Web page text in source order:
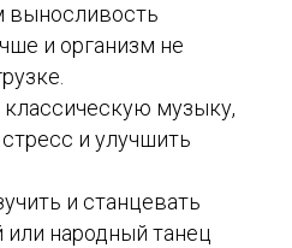
выносливость
и организм не
классическую музыку,
и улучшить
и станцевать
народный танец